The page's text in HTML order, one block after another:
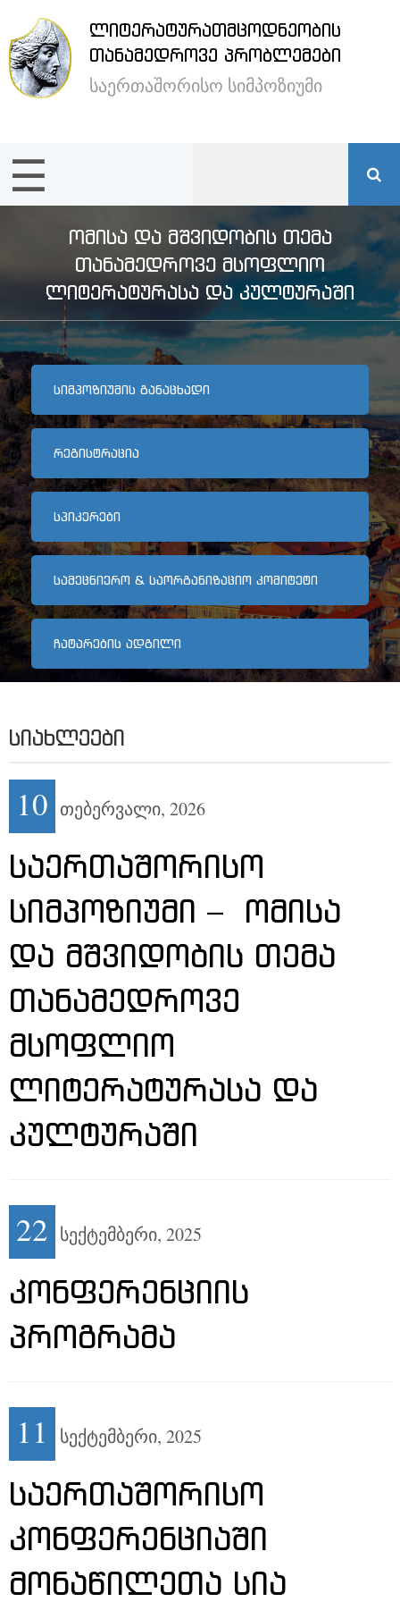
ᲚᲘᲢᲔᲠᲐᲢᲣᲠᲐᲗᲛᲪᲝᲓᲜᲔᲝᲑᲘᲡ
ᲗᲐᲜᲐᲛᲔᲓᲠᲝᲕᲔ ᲞᲠᲝᲑᲚᲔᲛᲔᲑᲘ
საერთაშორისო სიმპოზიუმი
×
ენა /
მთავარი
სიმპოზიუმის
შესახებ
სტუმრების
განთავსება
არქივი
კონტაქტი
☰
ᲝᲛᲘᲡᲐ ᲓᲐ ᲛᲨᲕᲘᲓᲝᲑᲘᲡ ᲗᲔᲛᲐ
ᲗᲐᲜᲐᲛᲔᲓᲠᲝᲕᲔ ᲛᲡᲝᲤᲚᲘᲝ
ᲚᲘᲢᲔᲠᲐᲢᲣᲠᲐᲡᲐ ᲓᲐ ᲙᲣᲚᲢᲣᲠᲐᲨᲘ
ᲡᲘᲛᲞᲝᲖᲘᲣᲛᲘᲡ ᲒᲐᲜᲐᲪᲮᲐᲓᲘ
ᲠᲔᲒᲘᲡᲢᲠᲐᲪᲘᲐ
ᲡᲞᲘᲙᲔᲠᲔᲑᲘ
ᲡᲐᲛᲔᲪᲜᲘᲔᲠᲝ & ᲡᲐᲝᲠᲒᲐᲜᲘᲖᲐᲪᲘᲝ ᲙᲝᲛᲘᲢᲔᲢᲘ
ᲩᲐᲢᲐᲠᲔᲑᲘᲡ ᲐᲓᲒᲘᲚᲘ
ᲡᲘᲐᲮᲚᲔᲔᲑᲘ
10 თებერვალი, 2026
ᲡᲐᲔᲠᲗᲐᲨᲝᲠᲘᲡᲝ
ᲡᲘᲛᲞᲝᲖᲘᲣᲛᲘ – ᲝᲛᲘᲡᲐ
ᲓᲐ ᲛᲨᲕᲘᲓᲝᲑᲘᲡ ᲗᲔᲛᲐ
ᲗᲐᲜᲐᲛᲔᲓᲠᲝᲕᲔ
ᲛᲡᲝᲤᲚᲘᲝ
ᲚᲘᲢᲔᲠᲐᲢᲣᲠᲐᲡᲐ ᲓᲐ
ᲙᲣᲚᲢᲣᲠᲐᲨᲘ
22 სექტემბერი, 2025
ᲙᲝᲜᲤᲔᲠᲔᲜᲪᲘᲘᲡ
ᲞᲠᲝᲒᲠᲐᲛᲐ
11 სექტემბერი, 2025
ᲡᲐᲔᲠᲗᲐᲨᲝᲠᲘᲡᲝ
ᲙᲝᲜᲤᲔᲠᲔᲜᲪᲘᲐᲨᲘ
ᲛᲝᲜᲐᲬᲘᲚᲔᲗᲐ ᲡᲘᲐ